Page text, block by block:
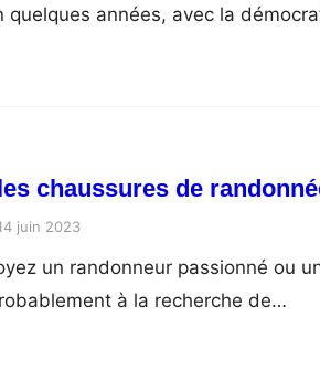
quelques années, avec la
chaussures de
juin 2023
un randonneur passionné ou
à la recherche de…